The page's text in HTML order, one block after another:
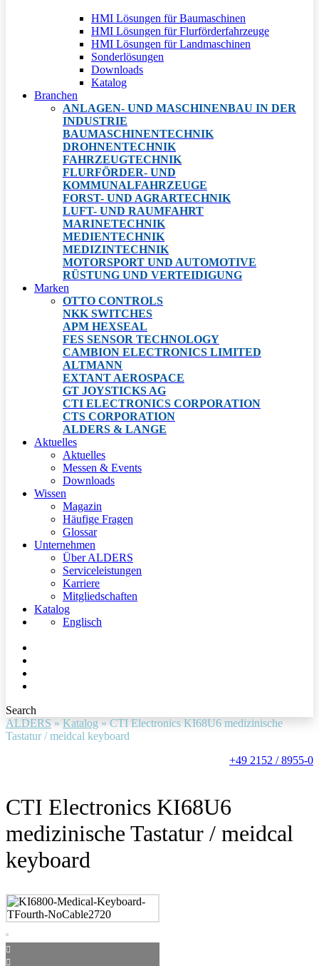
HMI Lösungen für Baumaschinen
HMI Lösungen für Flurförderfahrzeuge
HMI Lösungen für Landmaschinen
Sonderlösungen
Downloads
Katalog
Branchen
ANLAGEN- UND MASCHINENBAU IN DER
INDUSTRIE
BAUMASCHINENTECHNIK
DROHNENTECHNIK
FAHRZEUGTECHNIK
FLURFÖRDER- UND
KOMMUNALFAHRZEUGE
FORST- UND AGRARTECHNIK
LUFT- UND RAUMFAHRT
MARINETECHNIK
MEDIENTECHNIK
MEDIZINTECHNIK
MOTORSPORT UND AUTOMOTIVE
RÜSTUNG UND VERTEIDIGUNG
Marken
OTTO CONTROLS
NKK SWITCHES
APM HEXSEAL
FES SENSOR TECHNOLOGY
CAMBION ELECTRONICS LIMITED
ALTMANN
EXTANT AEROSPACE
GT JOYSTICKS AG
CTI ELECTRONICS CORPORATION
CTS CORPORATION
ALDERS & LANGE
Aktuelles
Aktuelles
Messen & Events
Downloads
Wissen
Magazin
Häufige Fragen
Glossar
Unternehmen
Über ALDERS
Serviceleistungen
Karriere
Mitgliedschaften
Katalog
Englisch
Search
ALDERS » Katalog » CTI Electronics KI68U6 medizinische
Tastatur / meidcal keyboard
+49 2152 / 8955-0
CTI Electronics KI68U6
medizinische Tastatur / meidcal
keyboard